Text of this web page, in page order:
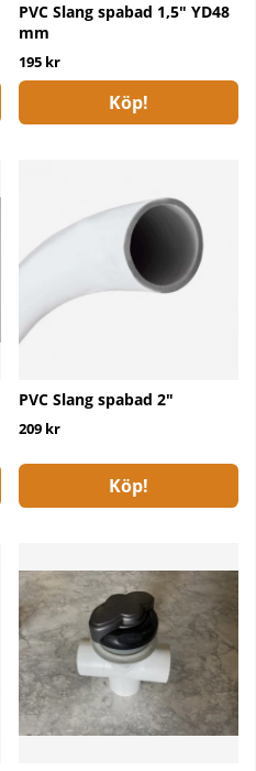
PVC Slang spabad 1,5" YD48
mm
195 kr
Köp!
PVC Slang spabad 2"
209 kr
Köp!